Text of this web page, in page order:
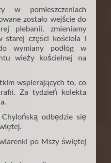
w pomieszczeniach
zostało wejście do
plebanii, zmieniamy
starej części kościoła i
wymiany podłóg w
wieży kościelnej na
wspierających to, co
Za tydzień kolekta
odbędzie się
po Mszy świętej